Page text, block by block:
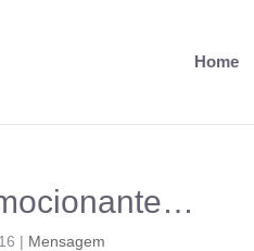
Home
| Mensagem